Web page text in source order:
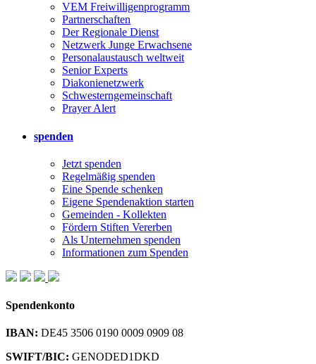
VEM Freiwilligenprogramm
Partnerschaften
Der Regionale Dienst
Netzwerk Junge Erwachsene
Personalaustausch weltweit
Senior Experts
Diakonienetzwerk
Schwesterngemeinschaft
Prayer Alert
spenden
Jetzt spenden
Regelmäßig spenden
Eine Spende schenken
Eigene Spendenaktion starten
Gemeinden - Kollekten
Fördern Stiften Vererben
Als Unternehmen spenden
Informationen zum Spenden
Spendenkonto
IBAN: DE45 3506 0190 0009 0909 08
SWIFT/BIC: GENODED1DKD